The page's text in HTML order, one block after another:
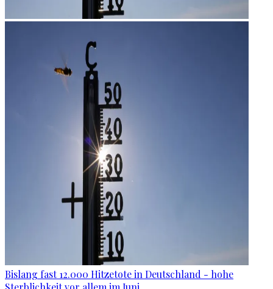
Bislang fast 12.000 Hitzetote in Deutschland - hohe